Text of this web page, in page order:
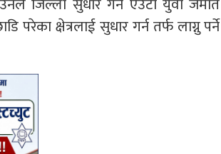
परेका क्षेत्रलाई सुधार गर्न तर्फ लाग्नु पर्ने